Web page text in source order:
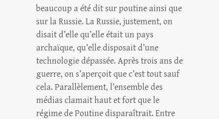
beaucoup a été dit sur poutine ainsi que
sur la Russie. La Russie, justement, on
disait d’elle qu’elle était un pays
archaïque, qu’elle disposait d’une
technologie dépassée. Après trois ans de
guerre, on s’aperçoit que c’est tout sauf
cela. Parallèlement, l’ensemble des
médias clamait haut et fort que le
régime de Poutine disparaîtrait. Entre